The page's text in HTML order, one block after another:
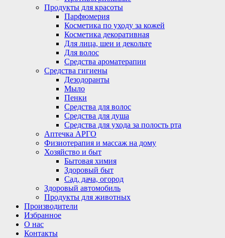
Продукты для красоты
Парфюмерия
Косметика по уходу за кожей
Косметика декоративная
Для лица, шеи и декольте
Для волос
Средства ароматерапии
Средства гигиены
Дезодоранты
Мыло
Пенки
Средства для волос
Средства для душа
Средства для ухода за полость рта
Аптечка АРГО
Физиотерапия и массаж на дому
Хозяйство и быт
Бытовая химия
Здоровый быт
Сад, дача, огород
Здоровый автомобиль
Продукты для животных
Производители
Избранное
О нас
Контакты